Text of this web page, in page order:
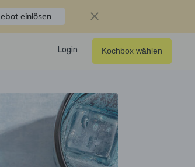
einlösen
Login Kochbox wählen